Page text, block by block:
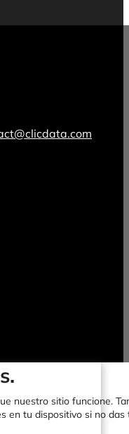
nuestro sitio funcione.
en tu dispositivo si no